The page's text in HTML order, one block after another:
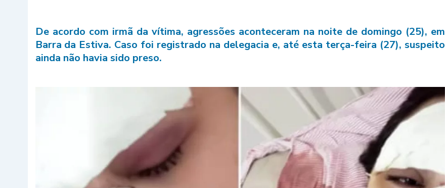
De acordo com irmã da vítima, agressões aconteceram na noite de domingo (25), em
Barra da Estiva. Caso foi registrado na delegacia e, até esta terça-feira (27), suspeito
ainda não havia sido preso.